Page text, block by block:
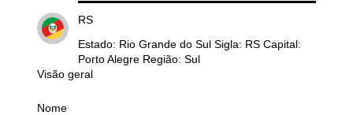
RS
Estado: Rio Grande do Sul Sigla: RS Capital:
Porto Alegre Região: Sul
Visão geral
Nome